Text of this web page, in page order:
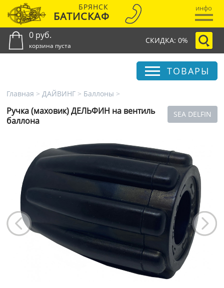
БРЯНСК
БАТИСКАФ
инфо
0 руб.
корзина пуста
СКИДКА: 0%
ТОВАРЫ
Главная > ДАЙВИНГ > Баллоны >
SEA DELFIN
Ручка (маховик) ДЕЛЬФИН на вентиль
баллона